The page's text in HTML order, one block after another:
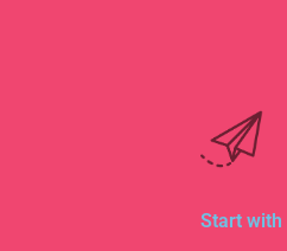
Start with